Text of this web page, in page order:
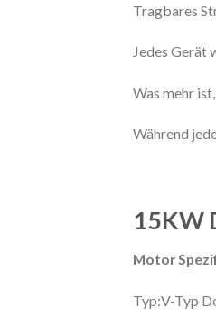
Tragbares
Jedes Gerät
Was mehr
Während
15KW
Motor
Typ:V-Typ